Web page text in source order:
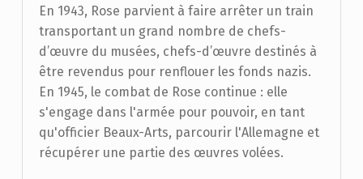
En 1943, Rose parvient à faire arrêter un train
transportant un grand nombre de chefs-
d’œuvre du musées, chefs-d’œuvre destinés à
être revendus pour renflouer les fonds nazis.
En 1945, le combat de Rose continue : elle
s'engage dans l'armée pour pouvoir, en tant
qu'officier Beaux-Arts, parcourir l'Allemagne et
récupérer une partie des œuvres volées.